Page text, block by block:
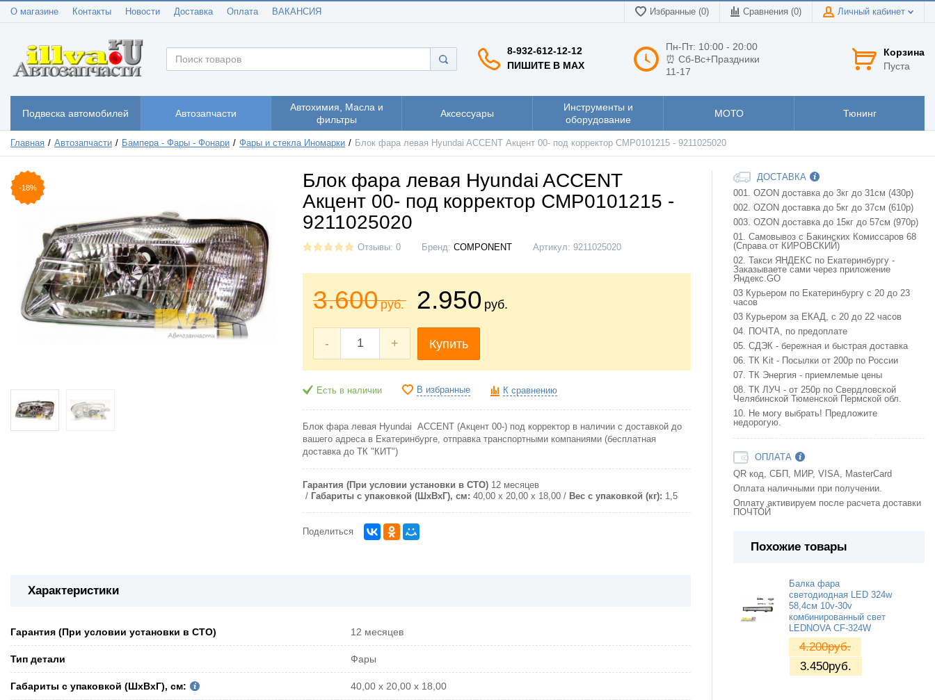
О магазине Контакты Новости Доставка Оплата ВАКАНСИЯ Избранные (0) Сравнения (0) Личный кабинет
8-932-612-12-12
ПИШИТЕ В MAX
Пн-Пт: 10:00 - 20:00
⏰ Сб-Вс+Праздники
11-17
Корзина
Пуста
Подвеска автомобилей Автозапчасти
Автохимия, Масла и
фильтры
Аксессуары
Инструменты и
оборудование
МОТО Тюнинг
Главная Автозапчасти Бампера - Фары - Фонари Фары и стекла Иномарки Блок фара левая Hyundai ACCENT Акцент 00- под корректор CMP0101215 - 9211025020
-18%
Блок фара левая Hyundai ACCENT
Акцент 00- под корректор CMP0101215 -
9211025020
Отзывы: 0 Бренд: COMPONENT Артикул: 9211025020
3.600руб. 2.950 руб.
- + Купить
Есть в наличии В избранные К сравнению
Блок фара левая Hyundai ACCENT (Акцент 00-) под корректор в наличии с доставкой до
вашего адреса в Екатеринбурге, отправка транспортными компаниями (бесплатная
доставка до ТК "КИТ")
Гарантия (При условии установки в СТО) 12 месяцев
Габариты с упаковкой (ШxВxГ), см: 40,00 x 20,00 x 18,00 Вес с упаковкой (кг): 1,5
Поделиться
Характеристики
Гарантия (При условии установки в СТО) 12 месяцев
Тип детали Фары
Габариты с упаковкой (ШxВxГ), см: 40,00 x 20,00 x 18,00
ДОСТАВКА
001. OZON доставка до 3кг до 31см (430р)
002. OZON доставка до 5кг до 37см (610р)
003. OZON доставка до 15кг до 57см (970р)
01. Самовывоз с Бакинских Комиссаров 68
(Справа от КИРОВСКИЙ)
02. Такси ЯНДЕКС по Екатеринбургу -
Заказываете сами через приложение
Яндекс.GO
03 Курьером по Екатеринбургу с 20 до 23
часов
03 Курьером за ЕКАД, с 20 до 22 часов
04. ПОЧТА, по предоплате
05. СДЭК - бережная и быстрая доставка
06. ТК Kit - Посылки от 200р по России
07. ТК Энергия - приемлемые цены
08. ТК ЛУЧ - от 250р по Свердловской
Челябинской Тюменской Пермской обл.
10. Не могу выбрать! Предложите
недорогую.
ОПЛАТА
QR код, СБП, МИР, VISA, MasterCard
Оплата наличными при получении.
Оплату активируем после расчета доставки
ПОЧТОЙ
Похожие товары
Балка фара
светодиодная LED 324w
58,4см 10v-30v
комбинированный свет
LEDNOVA CF-324W
4.200руб.
3.450руб.